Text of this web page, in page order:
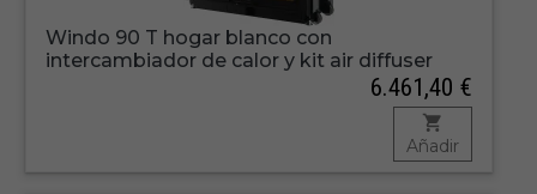
Windo 90 T hogar blanco con
intercambiador de calor y kit air diffuser
6.461,40 €
Añadir